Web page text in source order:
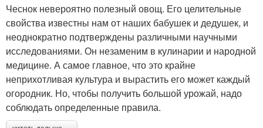
Чеснок невероятно полезный овощ. Его целительные
свойства известны нам от наших бабушек и дедушек, и
неоднократно подтверждены различными научными
исследованиями. Он незаменим в кулинарии и народной
медицине. А самое главное, что это крайне
неприхотливая культура и вырастить его может каждый
огородник. Но, чтобы получить большой урожай, надо
соблюдать определенные правила.